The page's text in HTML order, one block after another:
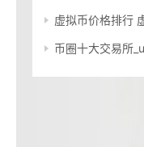
虚拟币价格排行
币圈十大交易所